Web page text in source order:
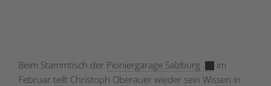
Beim Stammtisch der Pioniergarage Salzburg
im
Februar teilt Christoph Oberauer wieder sein Wissen in